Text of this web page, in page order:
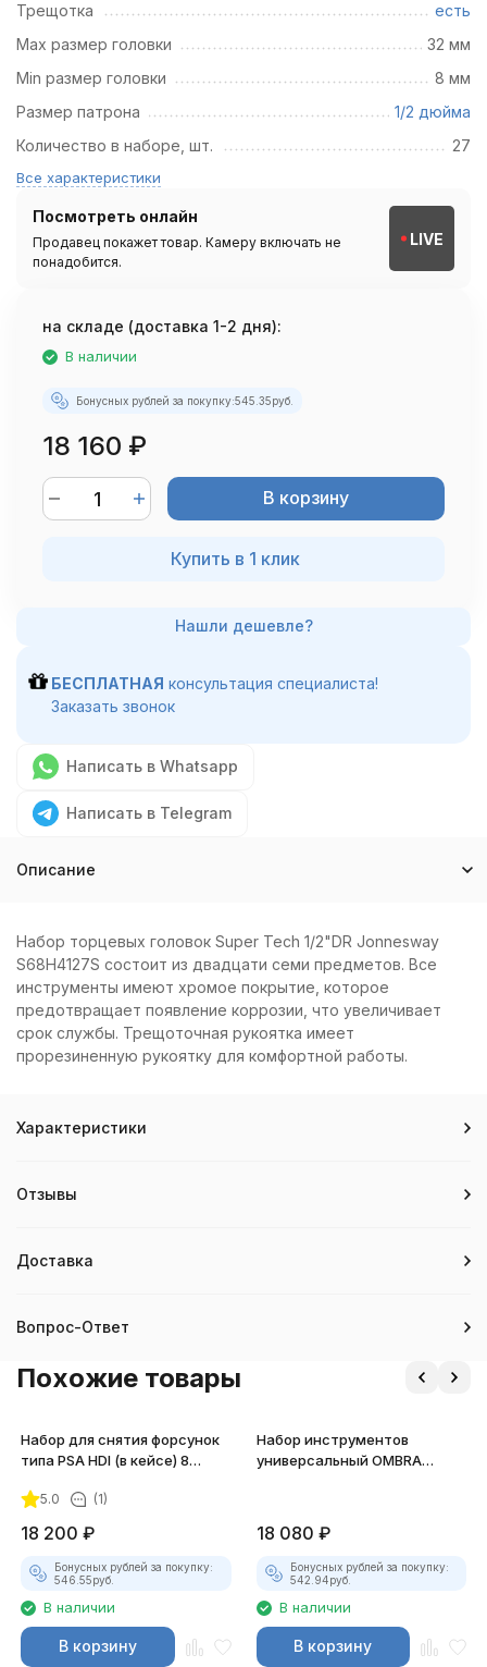
Трещотка
есть
Max размер головки
32 мм
Min размер головки
8 мм
Размер патрона
1/2 дюйма
Количество в наборе, шт.
27
Все характеристики
Посмотреть онлайн
Продавец покажет товар. Камеру включать не
понадобится.
LIVE
на складе (доставка 1-2 дня):
В наличии
Бонусных рублей за покупку:545.35руб.
18 160 ₽
В корзину
Купить в 1 клик
БЕСПЛАТНАЯ консультация специалиста!
Заказать звонок
Написать в Whatsapp
Написать в Telegram
Описание
Набор торцевых головок Super Tech 1/2"DR Jonnesway
S68H4127S состоит из двадцати семи предметов. Все
инструменты имеют хромое покрытие, которое
предотвращает появление коррозии, что увеличивает
срок службы. Трещоточная рукоятка имеет
прорезиненную рукоятку для комфортной работы.
Характеристики
Отзывы
Доставка
Вопрос-Ответ
Похожие товары
Набор для снятия форсунок
типа PSA HDI (в кейсе) 8
5.0 (1)
18 200 ₽
Бонусных рублей за покупку:
546.55руб.
В наличии
В корзину
Набор инструментов
универсальный OMBRA
18 080 ₽
Бонусных рублей за покупку:
542.94руб.
В наличии
В корзину